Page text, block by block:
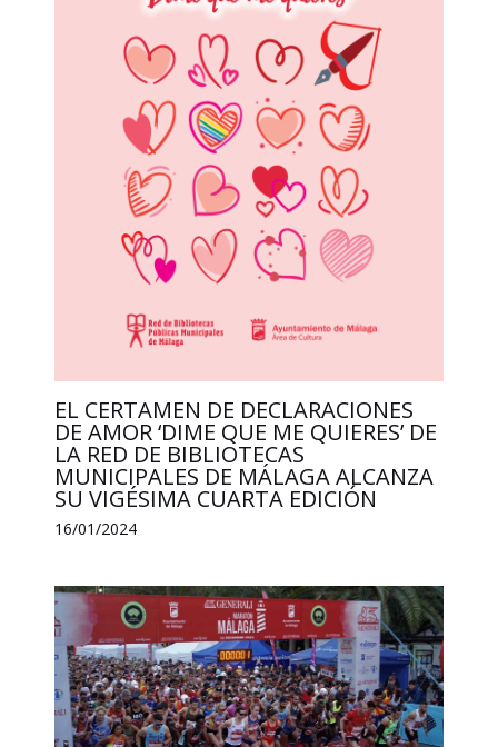
EL CERTAMEN DE DECLARACIONES
DE AMOR ‘DIME QUE ME QUIERES’ DE
LA RED DE BIBLIOTECAS
MUNICIPALES DE MÁLAGA ALCANZA
SU VIGÉSIMA CUARTA EDICIÓN
16/01/2024